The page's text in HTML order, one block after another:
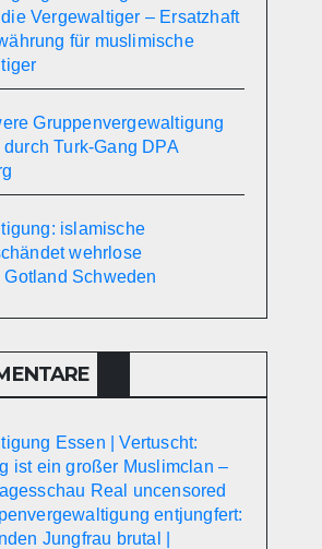
Vergewaltiger – Ersatzhaft
für muslimische
Gruppenvergewaltigung
Turk-Gang DPA
islamische
wehrlose
Schweden
Essen | Vertuscht:
ist ein großer Muslimclan –
Real uncensored
entjungfert:
Jungfrau brutal |